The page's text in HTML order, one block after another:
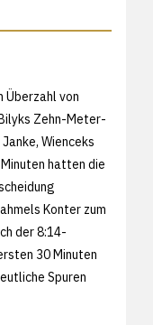
Überzahl von
Zehn-Meter-
Wienceks
hatten die
Konter zum
der 8:14-
30 Minuten
Spuren